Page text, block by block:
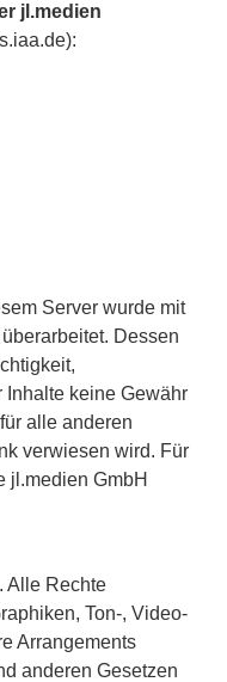
jl.medien
Server wurde mit
Dessen
Inhalte keine Gewähr
alle anderen
verwiesen wird. Für
jl.medien GmbH
Alle Rechte
Ton-, Video-
Arrangements
anderen Gesetzen